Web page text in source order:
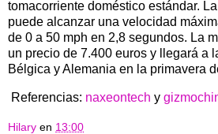
tomacorriente doméstico estándar.
puede alcanzar una velocidad
de 0 a 50 mph en 2,8 segundos. La
un precio de 7.400 euros y llegará a
Bélgica y Alemania en la primavera
Referencias: naxeontech y
Hilary en 13:00